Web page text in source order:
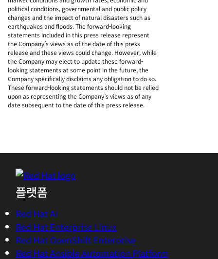
political conditions, governmental and public policy
changes and the impact of natural disasters such as
earthquakes and floods. The forward-looking
statements included in this press release represent
the Company’s views as of the date of this press
release and these views could change. However, while
the Company may elect to update these forward-
looking statements at some point in the future, the
Company specifically disclaims any obligation to do so.
These forward-looking statements should not be relied
upon as representing the Company’s views as of any
date subsequent to the date of this press release.
플랫폼
Red Hat AI
Red Hat Enterprise Linux
Red Hat OpenShift Enterprise
Red Hat Ansible Automation Platform